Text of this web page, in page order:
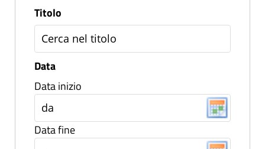
Titolo
Data
Data inizio
Data fine